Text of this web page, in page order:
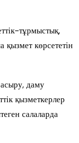
тұрмыстық,
көрсететін
даму
қызметкерлер
салаларда